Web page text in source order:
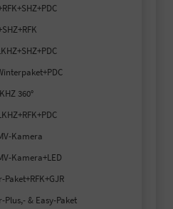
360°
Kamera
Kamera+LED
Plus,- & Easy-Paket